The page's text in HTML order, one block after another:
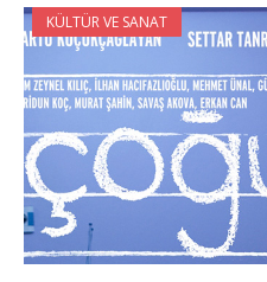
KÜLTÜR VE SANAT